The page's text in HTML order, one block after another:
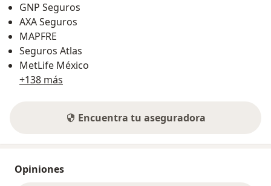
GNP Seguros
AXA Seguros
MAPFRE
Seguros Atlas
MetLife México
+138 más
Encuentra tu aseguradora
Opiniones